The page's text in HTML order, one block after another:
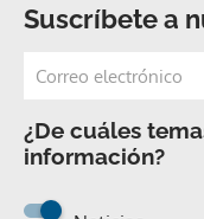
Suscríbete a
¿De cuáles
información?